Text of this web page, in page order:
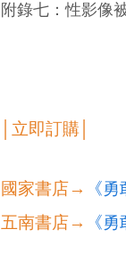
附錄七：性
│立即訂購│
國家書店→
《
五南書店→
《